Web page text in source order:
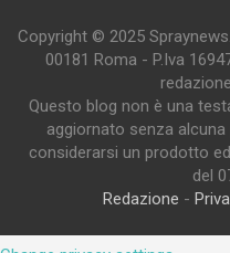
Copyright © 2025
00181 Roma - P.Iva
Questo blog non è una
aggiornato senza
considerarsi un prodotto
del
Redazione -